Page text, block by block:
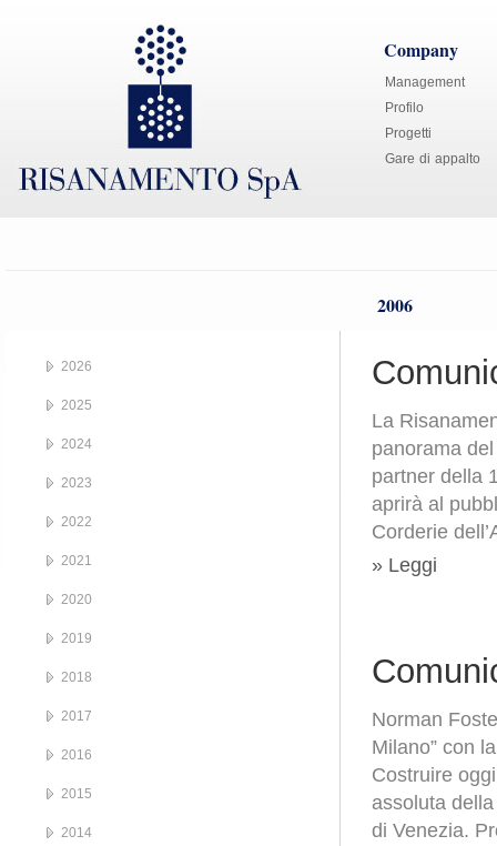
Company
Management
Profilo
Progetti
Gare di appalto
2006
La
panorama
partner della
aprirà al
Corderie
» Leggi
Norman
Milano” con
Costruire
assoluta
di Venezia.
2026
2025
2024
2023
2022
2021
2020
2019
2018
2017
2016
2015
2014